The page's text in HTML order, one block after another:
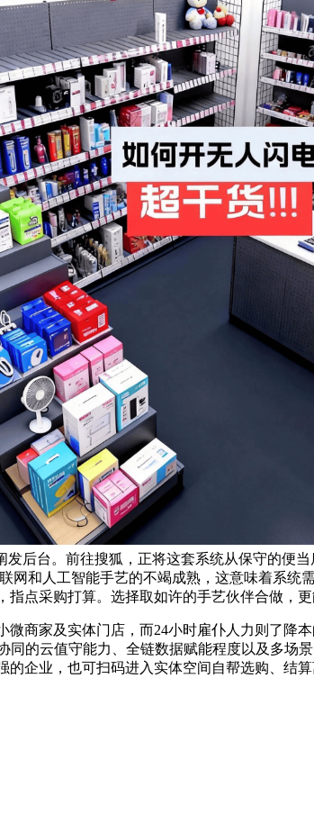
后台。前往搜狐，正将这套系统从保守的便
网和人工智能手艺的不竭成熟，这意味着系
点采购打算。选择取如许的手艺伙伴合做，
家及实体门店，而24小时雇仆人力则了降
的云值守能力、全链数据赋能程度以及多场
企业，也可扫码进入实体空间自帮选购、结